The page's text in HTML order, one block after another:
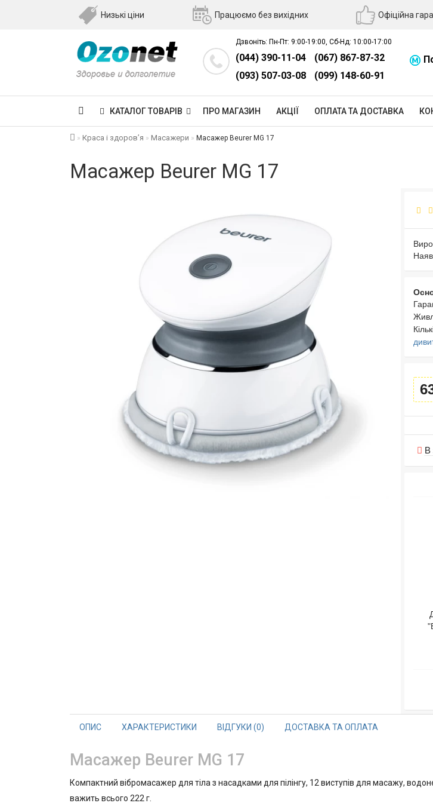
Низькі ціни Працюємо без вихідних Офіційна
Дзвоніть: Пн-Пт: 9:00-19:00, Сб-Нд: 10:00-17:00
(044) 390-11-04
(067) 867-87-32
(093) 507-03-08
(099) 148-60-91
КАТАЛОГ ТОВАРІВ ПРО МАГАЗИН АКЦІЇ ОПЛАТА ТА ДОСТАВКА
Краса і здоров’я Масажери Масажер Beurer MG 17
Масажер Beurer MG 17
В
ОПИС ХАРАКТЕРИСТИКИ ВІДГУКИ (0) ДОСТАВКА ТА ОПЛАТА
Масажер Beurer MG 17
Компактний вібромасажер для тіла з насадками для пілінгу, 12 виступів для масажу,
важить всього 222 г.